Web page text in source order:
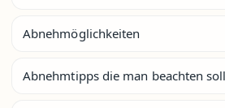
Abnehmöglichkeiten
Abnehmtipps die man beachten